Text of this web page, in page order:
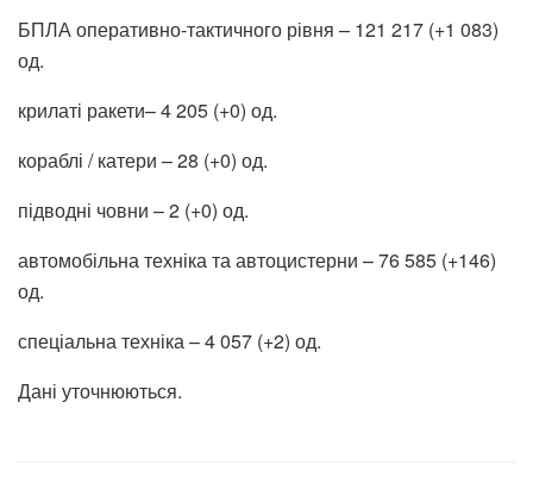
БПЛА оперативно-тактичного рівня – 121 217 (+1 083)
од.
крилаті ракети– 4 205 (+0) од.
кораблі / катери – 28 (+0) од.
підводні човни – 2 (+0) од.
автомобільна техніка та автоцистерни – 76 585 (+146)
од.
спеціальна техніка – 4 057 (+2) од.
Дані уточнюються.